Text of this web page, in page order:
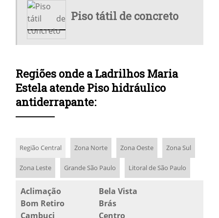
ONDE COMPRAR LADRILHO
PISO HIDRÁULICO
PISO HIDRÁULICO ANTIDERRAPANTE
PISO TÁTIL DE CONCRETO
Piso tátil de concreto
Regiões onde a Ladrilhos Maria
Estela atende Piso hidráulico
antiderrapante:
Região Central Zona Norte Zona Oeste Zona Sul
Zona Leste Grande São Paulo Litoral de São Paulo
Aclimação
Bela Vista
Bom Retiro
Brás
Cambuci
Centro